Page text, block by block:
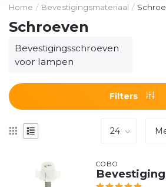
Home / Bevestigingsmateriaal /
Schroeven
Bevestigingsschroeven
voor lampen
Filters
COBO